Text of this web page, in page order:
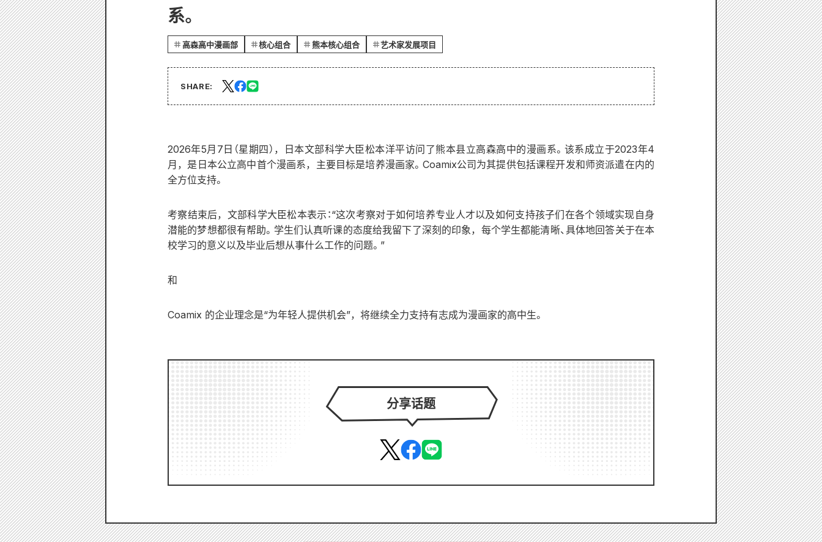
系。
高森高中漫画部 核心组合 熊本核心组合 艺术家发展项目
SHARE:
2026年5月7日（星期四），日本文部科学大臣松本洋平访问了熊本县立高森高中的漫画系。该系成立于2023年4
月，是日本公立高中首个漫画系，主要目标是培养漫画家。Coamix公司为其提供包括课程开发和师资派遣在内的
全方位支持。
考察结束后，文部科学大臣松本表示：“这次考察对于如何培养专业人才以及如何支持孩子们在各个领域实现自身
潜能的梦想都很有帮助。学生们认真听课的态度给我留下了深刻的印象，每个学生都能清晰、具体地回答关于在本
校学习的意义以及毕业后想从事什么工作的问题。”
和
Coamix 的企业理念是“为年轻人提供机会”，将继续全力支持有志成为漫画家的高中生。
分享话题